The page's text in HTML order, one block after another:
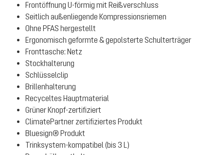
Frontöffnung U-förmig mit Reißverschluss
Seitlich außenliegende Kompressionsriemen
Ohne PFAS hergestellt
Ergonomisch geformte & gepolsterte Schulterträger
Fronttasche: Netz
Stockhalterung
Schlüsselclip
Brillenhalterung
Recyceltes Hauptmaterial
Grüner Knopf-zertifiziert
ClimatePartner zertifiziertes Produkt
Bluesign® Produkt
Trinksystem-kompatibel (bis 3 L)